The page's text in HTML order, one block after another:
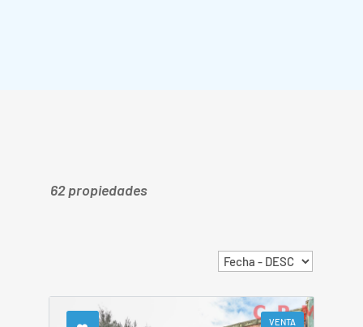
62 propiedades
VENTA